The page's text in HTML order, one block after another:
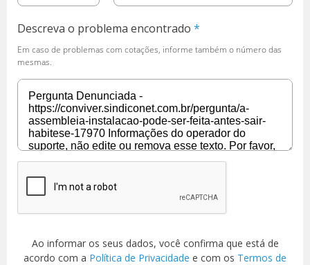
Descreva o problema encontrado
Em caso de problemas com cotações, informe também o número das
mesmas.
Ao informar os seus dados, você confirma que está de
acordo com a Política de Privacidade e com os Termos de